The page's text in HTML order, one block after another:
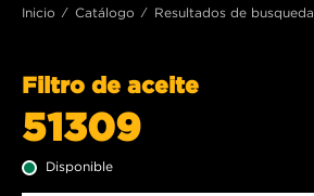
Inicio Catálogo Resultados de busqueda
Filtro de aceite
51309
Disponible